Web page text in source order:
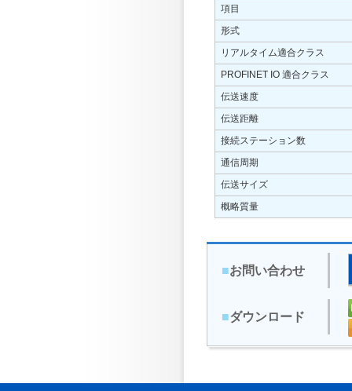
項目
形式
リアルタイム適合クラス
PROFINET IO 適合クラス
伝送速度
伝送距離
接続ステーション数
通信周期
伝送サイズ
概略質量
■お問い合わせ
■ダウンロード